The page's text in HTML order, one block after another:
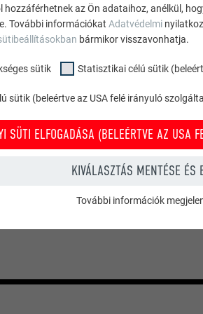
hozzáférhetnek az Ön adataihoz, anélkül,
További információkat Adatvédelmi
bármikor visszavonhatja.
sütik Statisztikai célú sütik
sütik (beleértve az USA felé irányuló
SÜTI ELFOGADÁSA (BELEÉRTVE AZ USA
KIVÁLASZTÁS MENTÉSE ÉS
SÜTIK (BELEÉRTVE AZ USA FELÉ IRÁNYULÓ
További információk